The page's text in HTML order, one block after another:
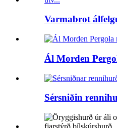
Varmabrot
Ál Morden
Sérsniðin